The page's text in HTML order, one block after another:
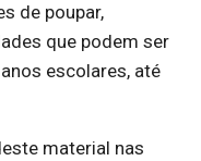
de poupar,
que podem ser
escolares, até
material nas